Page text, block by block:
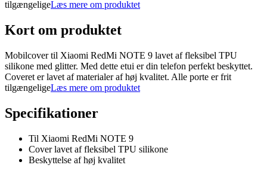
tilgængeligeLæs mere om produktet
Kort om produktet
Mobilcover til Xiaomi RedMi NOTE 9 lavet af fleksibel TPU
silikone med glitter. Med dette etui er din telefon perfekt beskyttet.
Coveret er lavet af materialer af høj kvalitet. Alle porte er frit
tilgængeligeLæs mere om produktet
Specifikationer
Til Xiaomi RedMi NOTE 9
Cover lavet af fleksibel TPU silikone
Beskyttelse af høj kvalitet